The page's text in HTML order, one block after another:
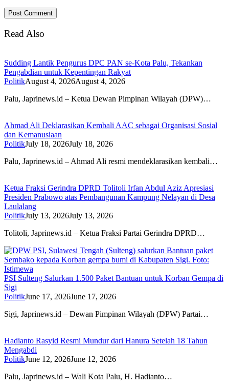
Read Also
Sudding Lantik Pengurus DPC PAN se-Kota Palu, Tekankan
Pengabdian untuk Kepentingan Rakyat
PolitikAugust 4, 2026August 4, 2026
Palu, Japrinews.id – Ketua Dewan Pimpinan Wilayah (DPW)…
Ahmad Ali Deklarasikan Kembali AAC sebagai Organisasi Sosial
dan Kemanusiaan
PolitikJuly 18, 2026July 18, 2026
Palu, Japrinews.id – Ahmad Ali resmi mendeklarasikan kembali…
Ketua Fraksi Gerindra DPRD Tolitoli Irfan Abdul Aziz Apresiasi
Presiden Prabowo atas Pembangunan Kampung Nelayan di Desa
Laulalang
PolitikJuly 13, 2026July 13, 2026
Tolitoli, Japrinews.id – Ketua Fraksi Partai Gerindra DPRD…
PSI Sulteng Salurkan 1.500 Paket Bantuan untuk Korban Gempa di
Sigi
PolitikJune 17, 2026June 17, 2026
Sigi, Japrinews.id – Dewan Pimpinan Wilayah (DPW) Partai…
Hadianto Rasyid Resmi Mundur dari Hanura Setelah 18 Tahun
Mengabdi
PolitikJune 12, 2026June 12, 2026
Palu, Japrinews.id – Wali Kota Palu, H. Hadianto…